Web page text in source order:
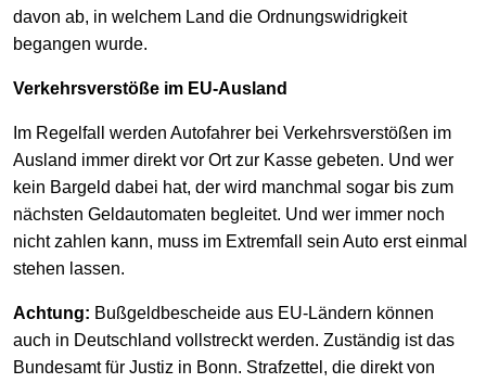
davon ab, in welchem Land die Ordnungswidrigkeit
begangen wurde.
Verkehrsverstöße im EU-Ausland
Im Regelfall werden Autofahrer bei Verkehrsverstößen im
Ausland immer direkt vor Ort zur Kasse gebeten. Und wer
kein Bargeld dabei hat, der wird manchmal sogar bis zum
nächsten Geldautomaten begleitet. Und wer immer noch
nicht zahlen kann, muss im Extremfall sein Auto erst einmal
stehen lassen.
Achtung: Bußgeldbescheide aus EU-Ländern können
auch in Deutschland vollstreckt werden. Zuständig ist das
Bundesamt für Justiz in Bonn. Strafzettel, die direkt von